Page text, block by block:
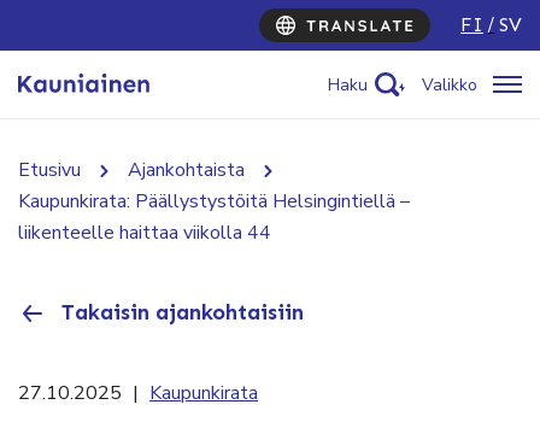
FI SV
Haku Valikko
Etusivu
Ajankohtaista
Kaupunkirata: Päällystystöitä Helsingintiellä –
liikenteelle haittaa viikolla 44
Takaisin ajankohtaisiin
27.10.2025 | Kaupunkirata